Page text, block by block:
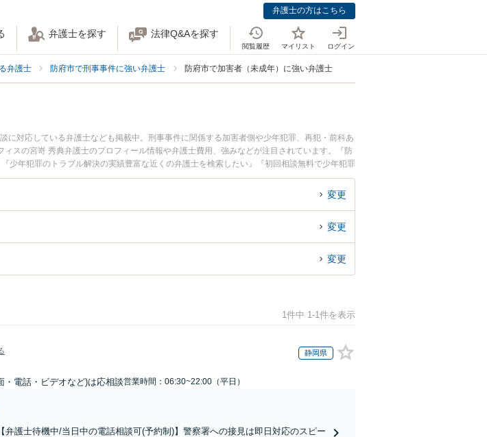
弁護士の方はこちら
弁護士を探す 法律Q&Aを探す
閲覧履歴 マイリスト ログイン
弁護士 防府市で刑事事件に強い弁護士 防府市で加害者（未成年）に強い弁護士
対応している弁護士なども掲載中。刑事事件に関係する加害者側や少年犯罪、再犯・前科あ
スの宮嵜 秀典弁護士のプロフィール情報や弁護士費用、強みなどが注目されています。『防
少年犯罪のトラブル解決の実績豊富な近くの弁護士を検索したい』『初回相談無料で少年犯罪
おすすめです。
変更
変更
変更
1件中 1-1件を表示
静岡県
・電話・ビデオなど)は応相談営業時間：06:30~22:00（平日）
弁護士待機中/当日中の電話相談可(予約制)】警察署への接見は即日対応のスピー